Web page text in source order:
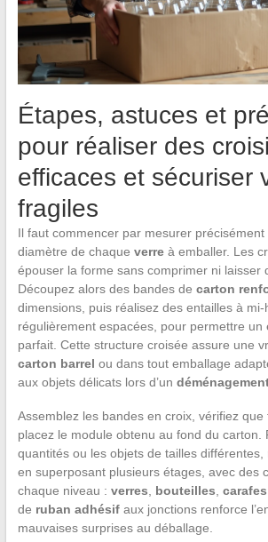
Étapes, astuces et
pour réaliser des
efficaces et sécuriser
fragiles
Il faut commencer par mesurer
diamètre de chaque verreà emballer. Les
épouser la forme sans comprimer ni laisser
Découpez alors des bandes de carton
dimensions, puis réalisez des entailles à mi-
régulièrement espacées, pour permettre un
parfait. Cette structure croisée assure une
carton barrel ou dans tout emballage
aux objets délicats lors d’un
Assemblez les bandes en croix, vérifiez que
placez le module obtenu au fond du carton.
quantités ou les objets de tailles différentes,
en superposant plusieurs étages, avec des
chaque niveau : verres bouteilles carafes
de ruban adhésifaux jonctions renforce
mauvaises surprises au déballage.